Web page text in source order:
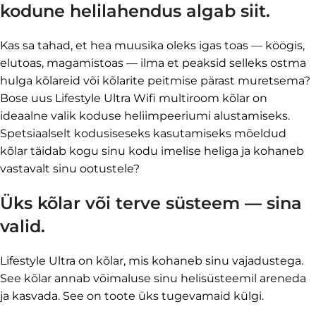
kodune helilahendus algab siit.
Kas sa tahad, et hea muusika oleks igas toas — köögis,
elutoas, magamistoas — ilma et peaksid selleks ostma
hulga kõlareid või kõlarite peitmise pärast muretsema?
Bose uus Lifestyle Ultra Wifi multiroom kõlar on
ideaalne valik koduse heliimpeeriumi alustamiseks.
Spetsiaalselt kodusiseseks kasutamiseks mõeldud
kõlar täidab kogu sinu kodu imelise heliga ja kohaneb
vastavalt sinu ootustele?
Üks kõlar või terve süsteem — sina
valid.
Lifestyle Ultra on kõlar, mis kohaneb sinu vajadustega.
See kõlar annab võimaluse sinu helisüsteemil areneda
ja kasvada. See on toote üks tugevamaid külgi.